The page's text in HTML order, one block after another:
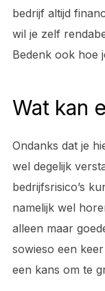
bedrijf altijd
wil je zelf
Bedenk ook hoe
Wat kan
Ondanks dat je
wel degelijk
bedrijfsrisico’s
namelijk wel
alleen maar
sowieso een
een kans om te